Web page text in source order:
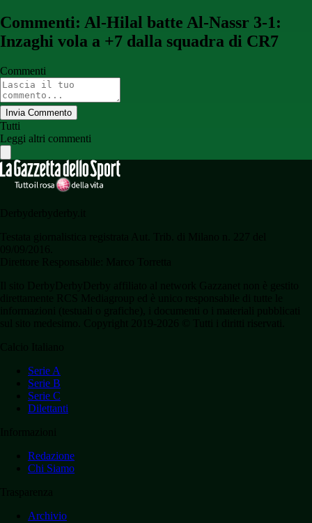
Commenti: Al-Hilal batte Al-Nassr 3-1:
Inzaghi vola a +7 dalla squadra di CR7
Commenti
Invia Commento
Tutti
Leggi altri commenti
Serie A
Serie B
Serie C
Dilettanti
Redazione
Chi Siamo
Archivio